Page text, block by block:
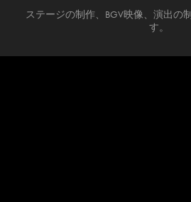
ステージの制作、BGV映像、演出の
す。